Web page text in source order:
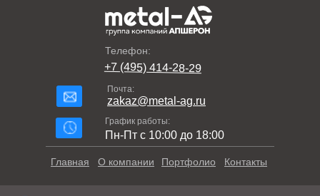
Телефон:
+7 (495) 414-28-29
Почта:
zakaz@metal-ag.ru
График работы:
Пн-Пт с 10:00 до 18:00
Контакты
Портфолио
О компании
Главная